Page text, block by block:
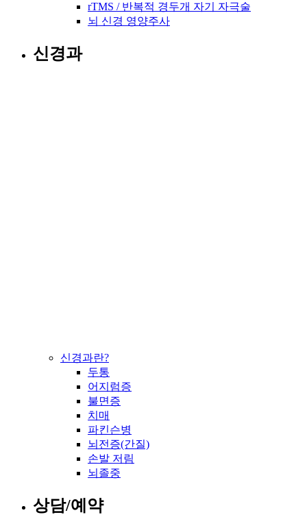
rTMS / 반복적 경두개 자기 자극술
뇌 신경 영양주사
신경과
신경과란?
두통
어지럼증
불면증
치매
파킨슨병
뇌전증(간질)
손발 저림
뇌졸중
상담/예약